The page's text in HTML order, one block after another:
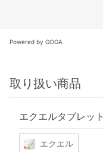
Powered by GOGA
取り扱い商品
エクエルタブレット
エクエル